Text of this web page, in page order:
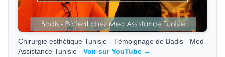
Chirurgie esthétique Tunisie - Témoignage de Badis - Med
Assistance Tunisie ·Voir sur YouTube →